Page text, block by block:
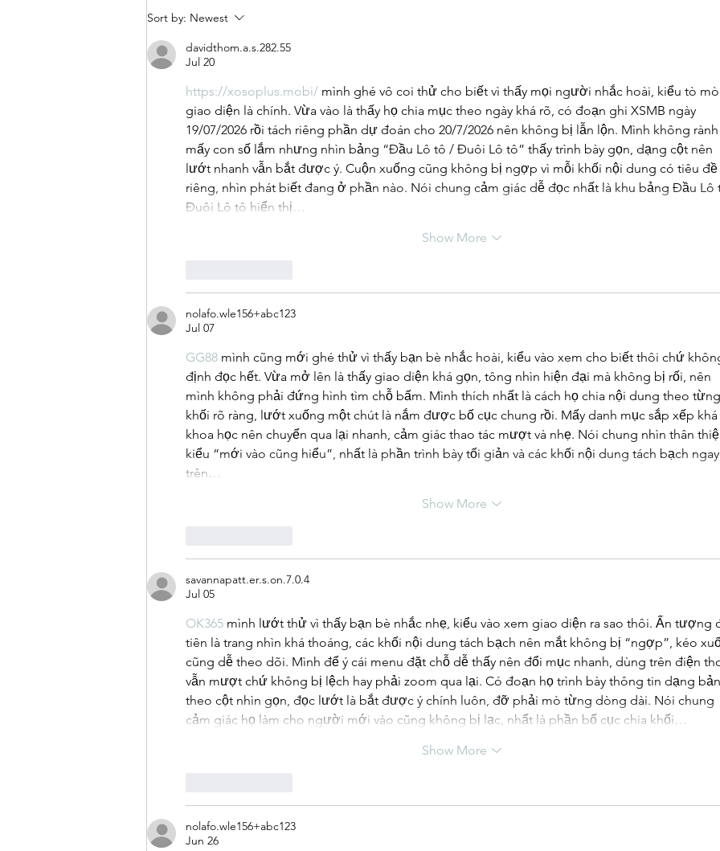
Benefits of Weft Extensions
Sort by: Newest
davidthom.a.s.282.55
Jul 20
https://xosoplus.mobi/ mình ghé vô coi thử cho biết vì thấy mọi người nhắc hoài, kiểu tò mò
giao diện là chính. Vừa vào là thấy họ chia mục theo ngày khá rõ, có đoạn ghi XSMB ngày
19/07/2026 rồi tách riêng phần dự đoán cho 20/7/2026 nên không bị lẫn lộn. Mình không rành
mấy con số lắm nhưng nhìn bảng “Đầu Lô tô / Đuôi Lô tô” thấy trình bày gọn, dạng cột nên
lướt nhanh vẫn bắt được ý. Cuộn xuống cũng không bị ngợp vì mỗi khối nội dung có tiêu đề
riêng, nhìn phát biết đang ở phần nào. Nói chung cảm giác dễ đọc nhất là khu bảng Đầu Lô
Đuôi Lô tô hiển thị…
Show More
nolafo.wle156+abc123
Jul 07
GG88 mình cũng mới ghé thử vì thấy bạn bè nhắc hoài, kiểu vào xem cho biết thôi chứ
định đọc hết. Vừa mở lên là thấy giao diện khá gọn, tông nhìn hiện đại mà không bị rối, nên
mình không phải đứng hình tìm chỗ bấm. Mình thích nhất là cách họ chia nội dung theo từng
khối rõ ràng, lướt xuống một chút là nắm được bố cục chung rồi. Mấy danh mục sắp xếp khá
khoa học nên chuyển qua lại nhanh, cảm giác thao tác mượt và nhẹ. Nói chung nhìn thân
kiểu “mới vào cũng hiểu”, nhất là phần trình bày tối giản và các khối nội dung tách bạch ngay
trên…
Show More
savannapatt.er.s.on.7.0.4
Jul 05
OK365 mình lướt thử vì thấy bạn bè nhắc nhẹ, kiểu vào xem giao diện ra sao thôi. Ấn tượng
tiên là trang nhìn khá thoáng, các khối nội dung tách bạch nên mắt không bị “ngợp”, kéo
cũng dễ theo dõi. Mình để ý cái menu đặt chỗ dễ thấy nên đổi mục nhanh, dùng trên điện
vẫn mượt chứ không bị lệch hay phải zoom qua lại. Có đoạn họ trình bày thông tin dạng
theo cột nhìn gọn, đọc lướt là bắt được ý chính luôn, đỡ phải mò từng dòng dài. Nói chung
cảm giác họ làm cho người mới vào cũng không bị lạc, nhất là phần bố cục chia khối…
Show More
nolafo.wle156+abc123
Jun 26